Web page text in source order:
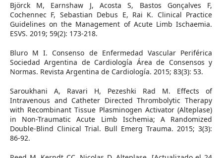
Björck M, Earnshaw J, Acosta S, Bastos Gonçalves F,
Cochennec F, Sebastian Debus E, Rai K. Clinical Practice
Guidelines on the Management of Acute Limb Ischaemia.
ESVS. 2019; 59(2): 173-218.
Bluro M I. Consenso de Enfermedad Vascular Periférica
Sociedad Argentina de Cardiología Área de Consensos y
Normas. Revista Argentina de Cardiología. 2015; 83(3): 53.
Saroukhani A, Ravari H, Pezeshki Rad M. Effects of
Intravenous and Catheter Directed Thrombolytic Therapy
with Recombinant Tissue Plasminogen Activator (Alteplase)
in Non-Traumatic Acute Limb Ischemia; A Randomized
Double-Blind Clinical Trial. Bull Emerg Trauma. 2015; 3(3):
86-92.